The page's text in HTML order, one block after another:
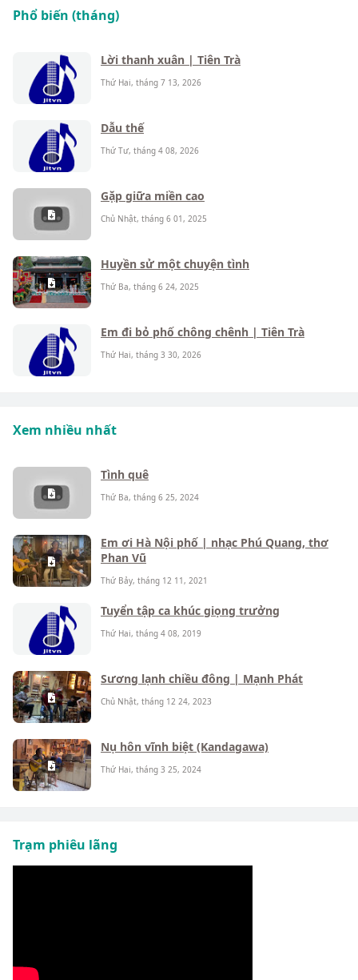
Phổ biến (tháng)
Lời thanh xuân | Tiên Trà
Thứ Hai, tháng 7 13, 2026
Dẫu thế
Thứ Tư, tháng 4 08, 2026
Gặp giữa miền cao
Chủ Nhật, tháng 6 01, 2025
Huyền sử một chuyện tình
Thứ Ba, tháng 6 24, 2025
Em đi bỏ phố chông chênh | Tiên Trà
Thứ Hai, tháng 3 30, 2026
Xem nhiều nhất
Tình quê
Thứ Ba, tháng 6 25, 2024
Em ơi Hà Nội phố | nhạc Phú Quang, thơ
Phan Vũ
Thứ Bảy, tháng 12 11, 2021
Tuyển tập ca khúc giọng trưởng
Thứ Hai, tháng 4 08, 2019
Sương lạnh chiều đông | Mạnh Phát
Chủ Nhật, tháng 12 24, 2023
Nụ hôn vĩnh biệt (Kandagawa)
Thứ Hai, tháng 3 25, 2024
Trạm phiêu lãng